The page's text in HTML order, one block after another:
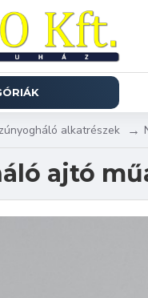
alkatrészek
ajtó